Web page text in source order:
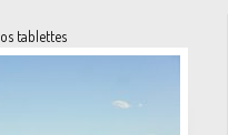
tablettes